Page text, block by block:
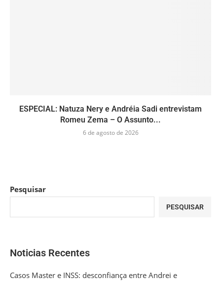
ESPECIAL: Natuza Nery e Andréia Sadi entrevistam
Romeu Zema – O Assunto...
6 de agosto de 2026
Pesquisar
PESQUISAR
Noticias Recentes
Casos Master e INSS: desconfiança entre Andrei e